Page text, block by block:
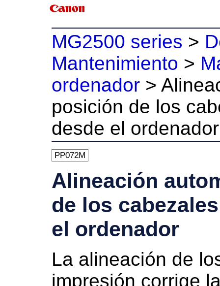
MG2500 series >
Mantenimiento >
ordenador >
posición de los
desde el ordenador
PP072M
Alineación
de los
el ordenador
La alineación de
impresión corrige